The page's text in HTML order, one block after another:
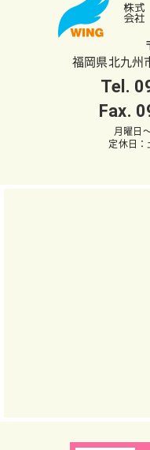
福岡県北九州
Tel.
Fax.
月曜日
定休日：